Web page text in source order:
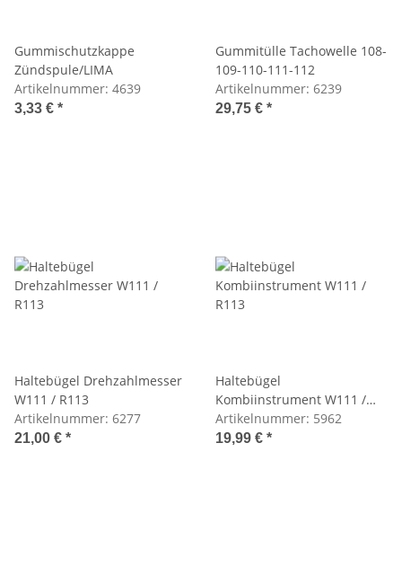
Gummischutzkappe
Zündspule/LIMA
Artikelnummer: 4639
3,33 € *
Gummitülle Tachowelle 108-
109-110-111-112
Artikelnummer: 6239
29,75 € *
Haltebügel Drehzahlmesser
W111 / R113
Artikelnummer: 6277
21,00 € *
Haltebügel
Kombiinstrument W111 /
R113
Artikelnummer: 5962
19,99 € *